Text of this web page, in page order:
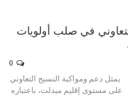
في صلب أولويات
يمثل دعم ومواكبة النسيج التعاوني
على مستوى إقليم ميدلت، باعتباره